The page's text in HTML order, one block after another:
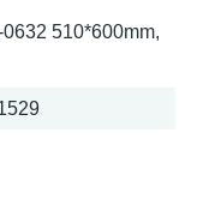
0632 510*600mm,